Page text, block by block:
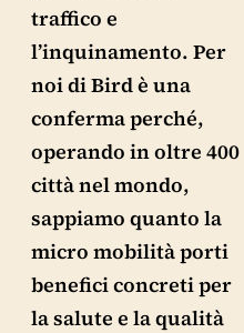
traffico e
l’inquinamento. Per
noi di Bird è una
conferma perché,
operando in oltre 400
città nel mondo,
sappiamo quanto la
micro mobilità porti
benefici concreti per
la salute e la qualità